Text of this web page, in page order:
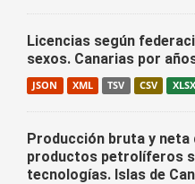
Licencias según
sexos. Canarias por
JSON XML TSV CSV XLSX
Producción bruta y neta
productos petrolíferos
tecnologías. Islas de